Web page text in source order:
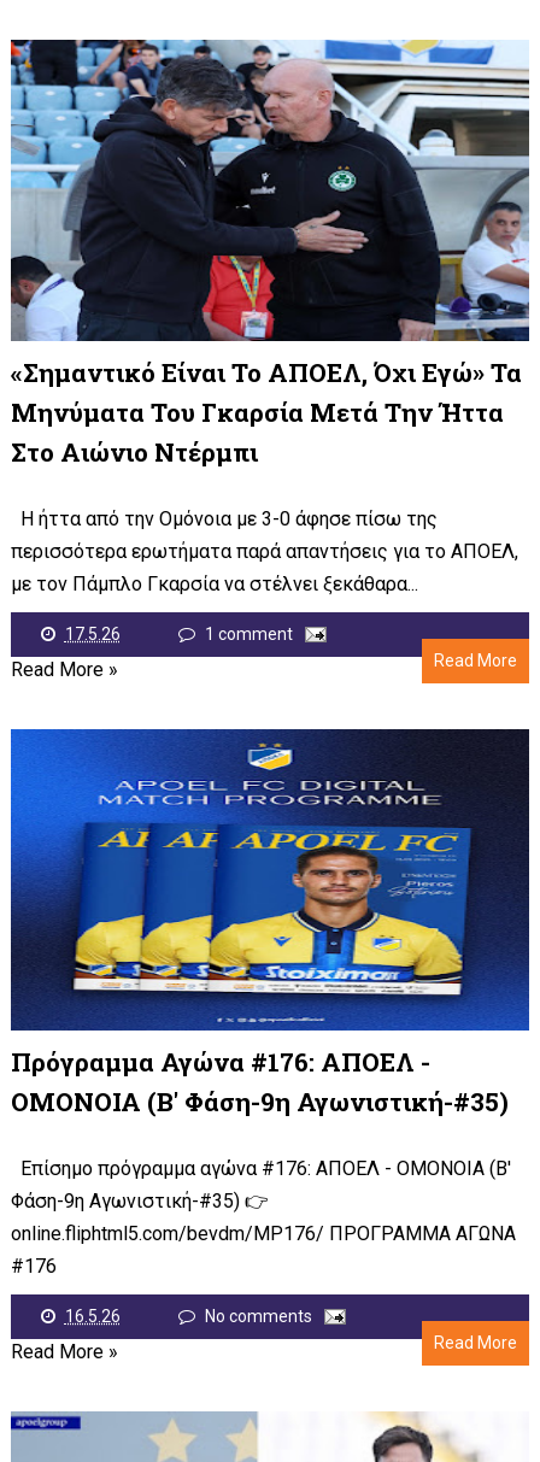
«Σημαντικό Είναι Το ΑΠΟΕΛ, Όχι Εγώ» Τα
Μηνύματα Του Γκαρσία Μετά Την Ήττα
Στο Αιώνιο Ντέρμπι
Η ήττα από την Ομόνοια με 3-0 άφησε πίσω της
περισσότερα ερωτήματα παρά απαντήσεις για το ΑΠΟΕΛ,
με τον Πάμπλο Γκαρσία να στέλνει ξεκάθαρα...
17.5.26
1 comment
Read More
Read More »
Πρόγραμμα Αγώνα #176: ΑΠΟΕΛ -
OMONOIA (Β' Φάση-9η Αγωνιστική-#35)
Επίσημο πρόγραμμα αγώνα #176: ΑΠΟΕΛ - OMONOIA (Β'
Φάση-9η Αγωνιστική-#35) 👉
online.fliphtml5.com/bevdm/MP176/ ΠΡΟΓΡΑΜΜΑ ΑΓΩΝΑ
#176
16.5.26
No comments
Read More
Read More »